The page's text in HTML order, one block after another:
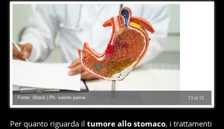
13di 15
Fonte: iStock | Ph. sasirin pamai
Per quanto riguarda il tumore allo stomaco, i trattamenti